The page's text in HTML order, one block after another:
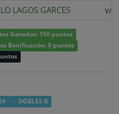
LAGOS GARCES v/s
Ganados: 150 puntos
Bonificación: 0 puntos
- DOBLES B